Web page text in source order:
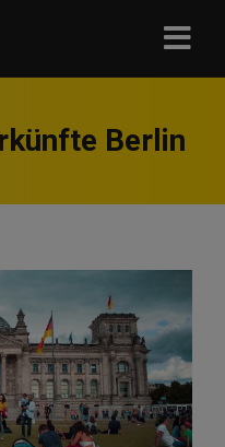
Berlin